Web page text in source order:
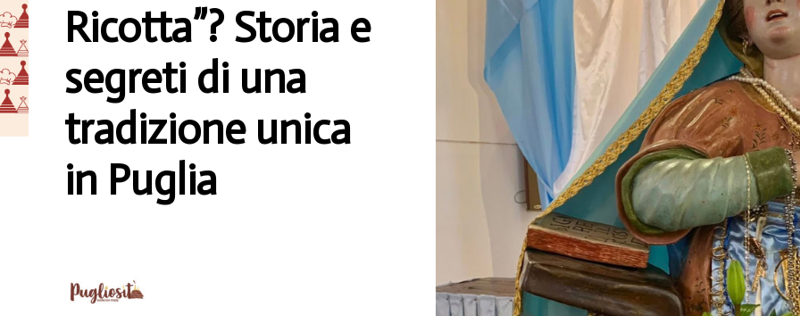
Ricotta”? Storia e
segreti di una
tradizione unica
in Puglia